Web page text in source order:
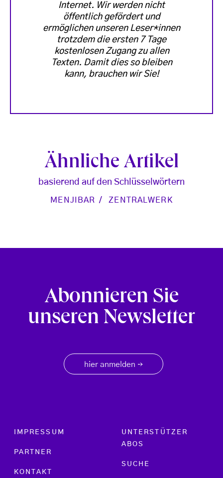
Internet. Wir werden nicht
öffentlich gefördert und
ermöglichen unseren Leser*innen
trotzdem die ersten 7 Tage
kostenlosen Zugang zu allen
Texten. Damit dies so bleiben
kann, brauchen wir Sie!
Ähnliche Artikel
basierend auf den Schlüsselwörtern
MENJIBAR ZENTRALWERK
Abonnieren Sie
unseren Newsletter
hier anmelden →
Footer menu
IMPRESSUM
PARTNER
KONTAKT
UNTERSTÜTZER
ABOS
SUCHE